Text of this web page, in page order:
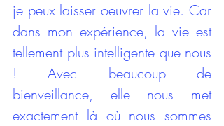
je peux laisser oeuvrer la vie. Car
dans mon expérience, la vie est
tellement plus intelligente que nous
! Avec beaucoup de
bienveillance, elle nous met
exactement là où nous sommes